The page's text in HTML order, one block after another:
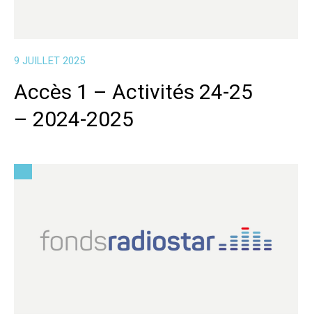
9 JUILLET 2025
Accès 1 – Activités 24-25
– 2024-2025